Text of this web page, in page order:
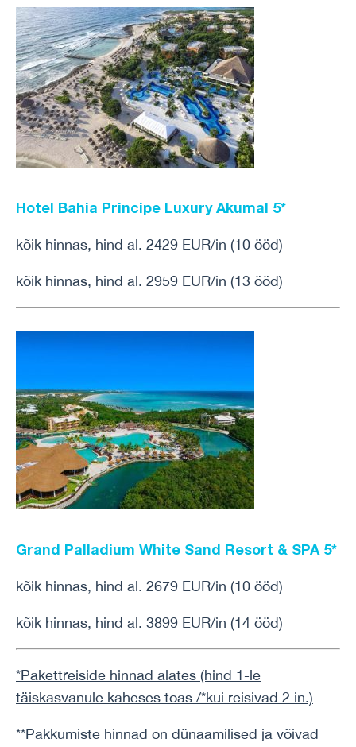
Hotel Bahia Principe Luxury Akumal 5*
kõik hinnas, hind al. 2429 EUR/in (10 ööd)
kõik hinnas, hind al. 2959 EUR/in (13 ööd)
Grand Palladium White Sand Resort & SPA 5*
kõik hinnas, hind al. 2679 EUR/in (10 ööd)
kõik hinnas, hind al. 3899 EUR/in (14 ööd)
*Pakettreiside hinnad alates (hind 1-le
täiskasvanule kaheses toas /*kui reisivad 2 in.)
**Pakkumiste hinnad on dünaamilised ja võivad